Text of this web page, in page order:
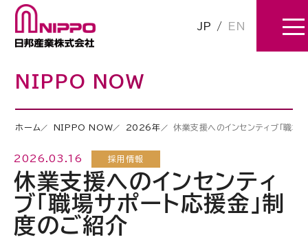
JP / EN
NIPPO NOW
ホーム NIPPO NOW 2026年 休業支援へのインセンティブ「職場
2026.03.16 採用情報
休業支援へのインセンティ
ブ「職場サポート応援金」制
度のご紹介